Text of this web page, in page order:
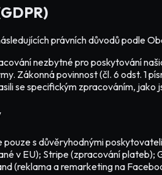
právních důvodů podle
nezbytné pro poskytování
Zákonná povinnost (čl. 6 odst. 1
se specifickým zpracováním, jako
s důvěryhodnými
v EU); Stripe (zpracování
(reklama a remarketing na